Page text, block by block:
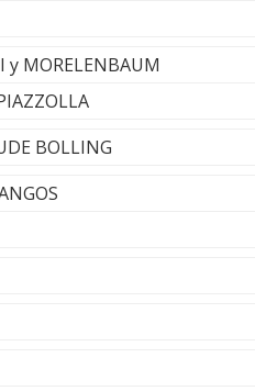
MORELENBAUM
BOLLING